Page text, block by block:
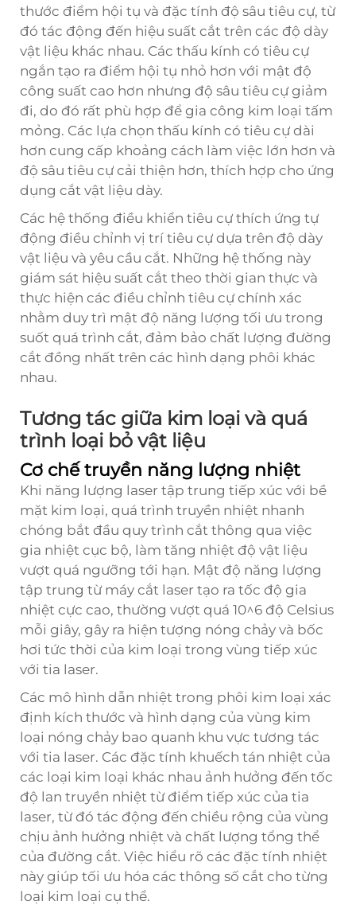
thước điểm hội tụ và đặc tính độ sâu tiêu cự, từ
đó tác động đến hiệu suất cắt trên các độ dày
vật liệu khác nhau. Các thấu kính có tiêu cự
ngắn tạo ra điểm hội tụ nhỏ hơn với mật độ
công suất cao hơn nhưng độ sâu tiêu cự giảm
đi, do đó rất phù hợp để gia công kim loại tấm
mỏng. Các lựa chọn thấu kính có tiêu cự dài
hơn cung cấp khoảng cách làm việc lớn hơn và
độ sâu tiêu cự cải thiện hơn, thích hợp cho ứng
dụng cắt vật liệu dày.
Các hệ thống điều khiển tiêu cự thích ứng tự
động điều chỉnh vị trí tiêu cự dựa trên độ dày
vật liệu và yêu cầu cắt. Những hệ thống này
giám sát hiệu suất cắt theo thời gian thực và
thực hiện các điều chỉnh tiêu cự chính xác
nhằm duy trì mật độ năng lượng tối ưu trong
suốt quá trình cắt, đảm bảo chất lượng đường
cắt đồng nhất trên các hình dạng phôi khác
nhau.
Tương tác giữa kim loại và quá
trình loại bỏ vật liệu
Cơ chế truyền năng lượng nhiệt
Khi năng lượng laser tập trung tiếp xúc với bề
mặt kim loại, quá trình truyền nhiệt nhanh
chóng bắt đầu quy trình cắt thông qua việc
gia nhiệt cục bộ, làm tăng nhiệt độ vật liệu
vượt quá ngưỡng tới hạn. Mật độ năng lượng
tập trung từ máy cắt laser tạo ra tốc độ gia
nhiệt cực cao, thường vượt quá 10^6 độ Celsius
mỗi giây, gây ra hiện tượng nóng chảy và bốc
hơi tức thời của kim loại trong vùng tiếp xúc
với tia laser.
Các mô hình dẫn nhiệt trong phôi kim loại xác
định kích thước và hình dạng của vùng kim
loại nóng chảy bao quanh khu vực tương tác
với tia laser. Các đặc tính khuếch tán nhiệt của
các loại kim loại khác nhau ảnh hưởng đến tốc
độ lan truyền nhiệt từ điểm tiếp xúc của tia
laser, từ đó tác động đến chiều rộng của vùng
chịu ảnh hưởng nhiệt và chất lượng tổng thể
của đường cắt. Việc hiểu rõ các đặc tính nhiệt
này giúp tối ưu hóa các thông số cắt cho từng
loại kim loại cụ thể.